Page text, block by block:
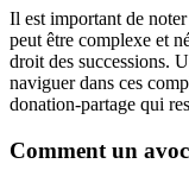
Il est important de
peut être complexe et
droit des successions.
naviguer dans ces
donation-partage qui
Comment un